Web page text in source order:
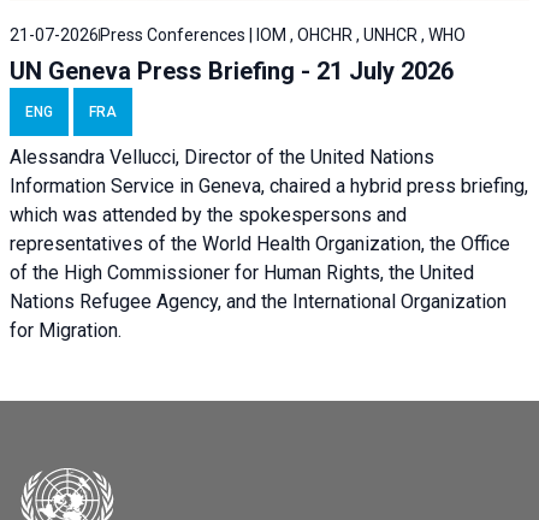
21-07-2026 Press Conferences | IOM , OHCHR , UNHCR , WHO
UN Geneva Press Briefing - 21 July 2026
ENG FRA
Alessandra Vellucci, Director of the United Nations
Information Service in Geneva, chaired a hybrid press briefing,
which was attended by the spokespersons and
representatives of the World Health Organization, the Office
of the High Commissioner for Human Rights, the United
Nations Refugee Agency, and the International Organization
for Migration.